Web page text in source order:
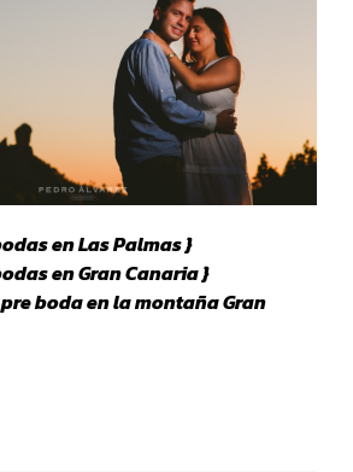
en Las Palmas }
en Gran Canaria }
boda en la montaña Gran